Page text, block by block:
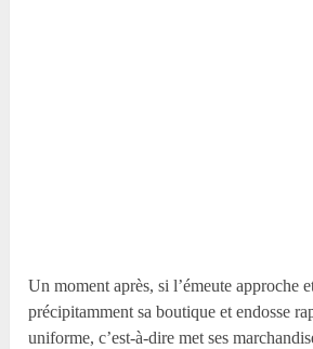
Un moment après, si l’émeute approche
précipitamment sa boutique et endosse
uniforme, c’est-à-dire met ses